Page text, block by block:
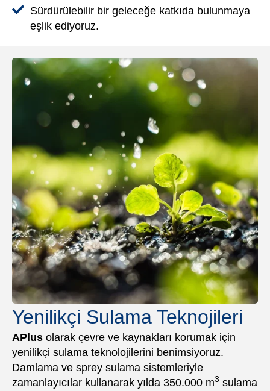
Sürdürülebilir bir geleceğe katkıda bulunmaya
eşlik ediyoruz.
Yenilikçi Sulama Teknojileri
APlus olarak çevre ve kaynakları korumak için
yenilikçi sulama teknolojilerini benimsiyoruz.
Damlama ve sprey sulama sistemleriyle
zamanlayıcılar kullanarak yılda 350.000 m3 sulama